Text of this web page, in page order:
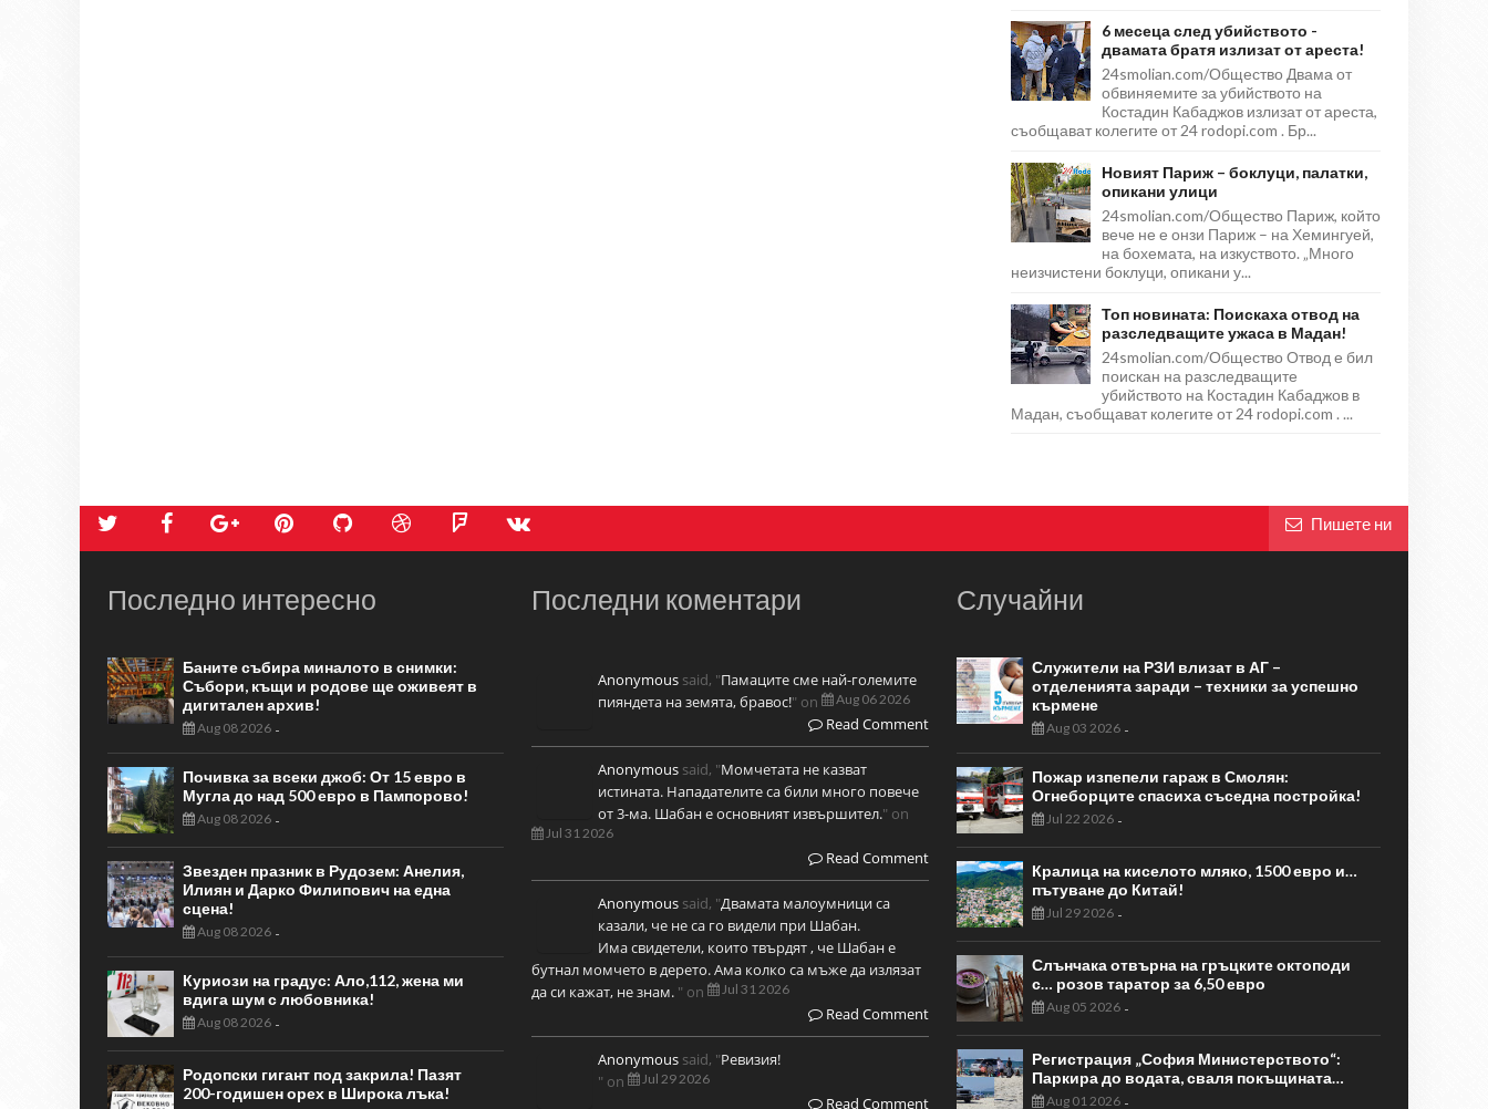
6 месеца след убийството -
двамата братя излизат от ареста!
24smolian.com/Общество Двама от
обвиняемите за убийството на
Костадин Кабаджов излизат от ареста,
съобщават колегите от 24 rodopi.com . Бр...
Новият Париж – боклуци, палатки,
опикани улици
24smolian.com/Общество Париж, който
вече не е онзи Париж – на Хемингуей,
на бохемата, на изкуството. „Много
неизчистени боклуци, опикани у...
Топ новината: Поискаха отвод на
разследващите ужаса в Мадан!
24smolian.com/Общество Отвод е бил
поискан на разследващите
убийството на Костадин Кабаджов в
Мадан, съобщават колегите от 24 rodopi.com . ...
Пишете ни
Последно интересно
Баните събира миналото в снимки:
Събори, къщи и родове ще оживеят в
дигитален архив!
Aug 08 2026 -
Почивка за всеки джоб: От 15 евро в
Мугла до над 500 евро в Пампорово!
Aug 08 2026 -
Звезден празник в Рудозем: Анелия,
Илиян и Дарко Филипович на една
сцена!
Aug 08 2026 -
Куриози на градус: Ало,112, жена ми
вдига шум с любовника!
Aug 08 2026 -
Родопски гигант под закрила! Пазят
200-годишен орех в Широка лъка!
Последни коментари
Anonymous said, "Памаците сме най-големите
пияндета на земята, бравос!" on Aug 06 2026
Read Comment
Anonymous said, "Момчетата не казват
истината. Нападателите са били много повече
от 3-ма. Шабан е основният извършител." on
Jul 31 2026
Read Comment
Anonymous said, "Двамата малоумници са
казали, че не са го видели при Шабан.
Има свидетели, които твърдят , че Шабан е
бутнал момчето в дерето. Ама колко са мъже да излязат
да си кажат, не знам. " on Jul 31 2026
Read Comment
Anonymous said, "Ревизия!
" on
Jul 29 2026
Read Comment
Случайни
Служители на РЗИ влизат в АГ –
отделенията заради – техники за успешно
кърмене
Aug 03 2026-
Пожар изпепели гараж в Смолян:
Огнеборците спасиха съседна постройка!
Jul 22 2026-
Кралица на киселото мляко, 1500 евро и…
пътуване до Китай!
Jul 29 2026-
Слънчака отвърна на гръцките октоподи
с… розов таратор за 6,50 евро
Aug 05 2026-
Регистрация „София Министерството“:
Паркира до водата, сваля покъщината…
Aug 01 2026-